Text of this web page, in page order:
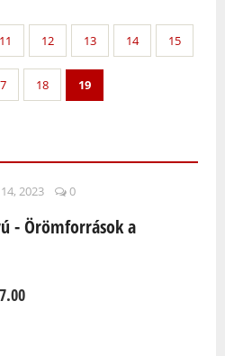
11 12 13 14 15
18 19
2023 0
- Örömforrások a